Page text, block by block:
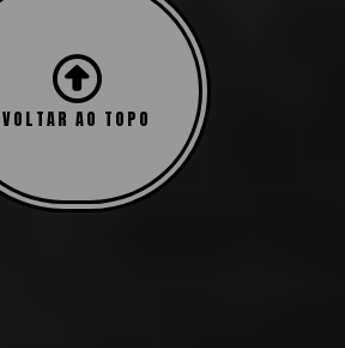
VOLTAR AO TOPO